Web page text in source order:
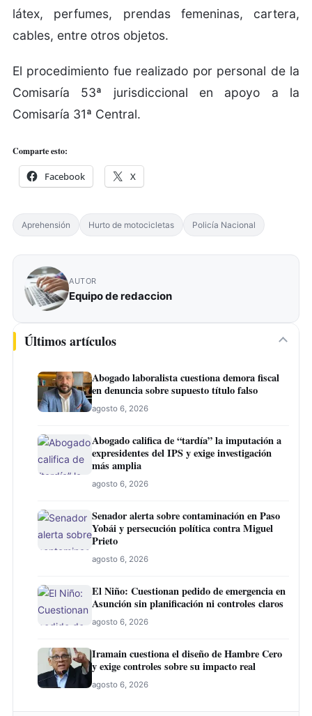
látex, perfumes, prendas femeninas, cartera,
cables, entre otros objetos.
El procedimiento fue realizado por personal de la
Comisaría 53ª jurisdiccional en apoyo a la
Comisaría 31ª Central.
Comparte esto:
Facebook X
Aprehensión Hurto de motocicletas Policía Nacional
AUTOR
Equipo de redaccion
Últimos artículos
Abogado laboralista cuestiona demora fiscal
en denuncia sobre supuesto título falso
agosto 6, 2026
Abogado califica de “tardía” la imputación a
expresidentes del IPS y exige investigación
más amplia
agosto 6, 2026
Senador alerta sobre contaminación en Paso
Yobái y persecución política contra Miguel
Prieto
agosto 6, 2026
El Niño: Cuestionan pedido de emergencia en
Asunción sin planificación ni controles claros
agosto 6, 2026
Iramain cuestiona el diseño de Hambre Cero
y exige controles sobre su impacto real
agosto 6, 2026